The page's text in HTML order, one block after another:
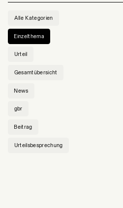
Alle Kategorien
Einzelthema
Urteil
Gesamtübersicht
News
gbr
Beitrag
Urteilsbesprechung